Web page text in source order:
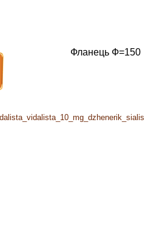
Фланець Ф=150